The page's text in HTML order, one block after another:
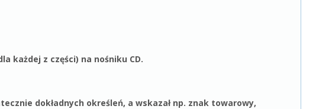
każdej z części) na nośniku CD.
dokładnych określeń, a wskazał np. znak towarowy,